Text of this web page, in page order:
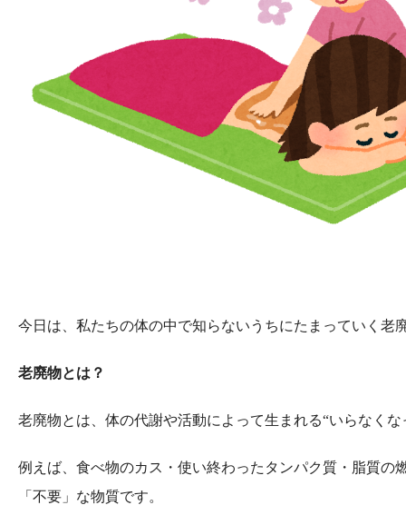
今日は、私たちの体の中で知らないうちにたまっていく老
老廃物とは？
老廃物とは、体の代謝や活動によって生まれる“いらなくな
例えば、食べ物のカス・使い終わったタンパク質・脂質
「不要」な物質です。